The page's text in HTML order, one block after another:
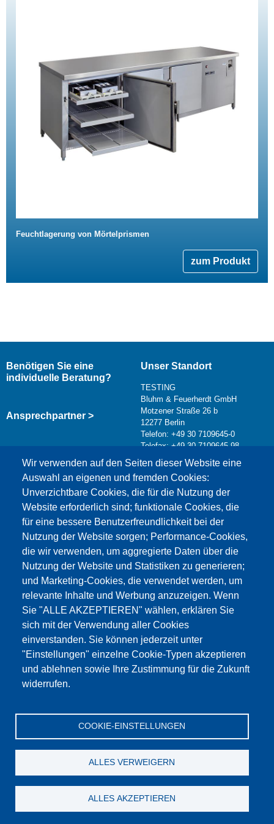
Feuchtlagerung von Mörtelprismen
zum Produkt
Wir verwenden auf den Seiten dieser Website eine
Auswahl an eigenen und fremden Cookies:
Unverzichtbare Cookies, die für die Nutzung der
Website erforderlich sind; funktionale Cookies, die
für eine bessere Benutzerfreundlichkeit bei der
Nutzung der Website sorgen; Performance-Cookies,
die wir verwenden, um aggregierte Daten über die
Nutzung der Website und Statistiken zu generieren;
und Marketing-Cookies, die verwendet werden, um
relevante Inhalte und Werbung anzuzeigen. Wenn
Sie "ALLE AKZEPTIEREN" wählen, erklären Sie
sich mit der Verwendung aller Cookies
einverstanden. Sie können jederzeit unter
"Einstellungen" einzelne Cookie-Typen akzeptieren
und ablehnen sowie Ihre Zustimmung für die Zukunft
widerrufen.
COOKIE-EINSTELLUNGEN
ALLES VERWEIGERN
ALLES AKZEPTIEREN
Benötigen Sie eine
individuelle Beratung?
Ansprechpartner >
Unser Standort
TESTING
Bluhm & Feuerherdt GmbH
Motzener Straße 26 b
12277 Berlin
Telefon: +49 30 7109645-0
Telefax: +49 30 7109645-98
info@testing.de
Dieser Inhalt ist blockiert, da die Google Maps
Cookies nicht akzeptiert wurden.
NUR DIE GOOGLE MAPS COOKIES
AKZEPTIEREN.
Alle Cookies akzeptieren
© Testing Bluhm & Feuerherdt GmbH 08.08.2026
YouTube-Twitter-LinkedIn